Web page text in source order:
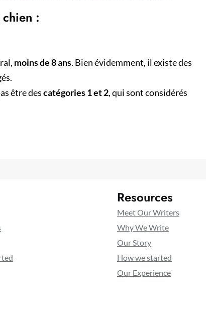
:
moins de 8 ans. Bien évidemment, il existe des
être descatégories 1 et 2, qui sont considérés
Resources
Meet Our Writers
Why We Write
Our Story
How we started
Our Experience